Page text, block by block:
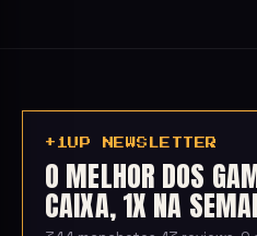
+1UP NEWSLETTER
O MELHOR DOS
CAIXA, 1X NA